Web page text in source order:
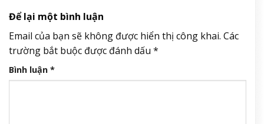
Để lại một bình luận
Email của bạn sẽ không được hiển thị công khai. Các
trường bắt buộc được đánh dấu *
Bình luận *